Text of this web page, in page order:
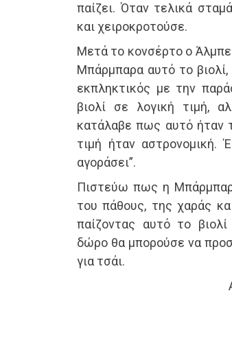
παίζει. Όταν τελικά
και χειροκροτούσε.
Μετά το κονσέρτο ο
Μπάρμπαρα αυτό το βιολί,
εκπληκτικός με την
βιολί σε λογική τιμή,
κατάλαβε πως αυτό ήταν
τιμή ήταν αστρονομική.
αγοράσει”.
Πιστεύω πως η
του πάθους, της χαράς
παίζοντας αυτό το
δώρο θα μπορούσε να
για τσάι.